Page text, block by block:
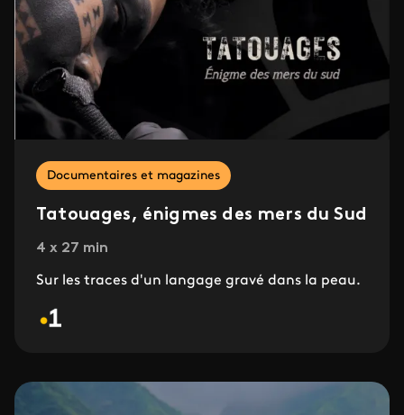
Documentaires et magazines
Tatouages, énigmes des mers du Sud
4 x 27 min
Sur les traces d'un langage gravé dans la peau.